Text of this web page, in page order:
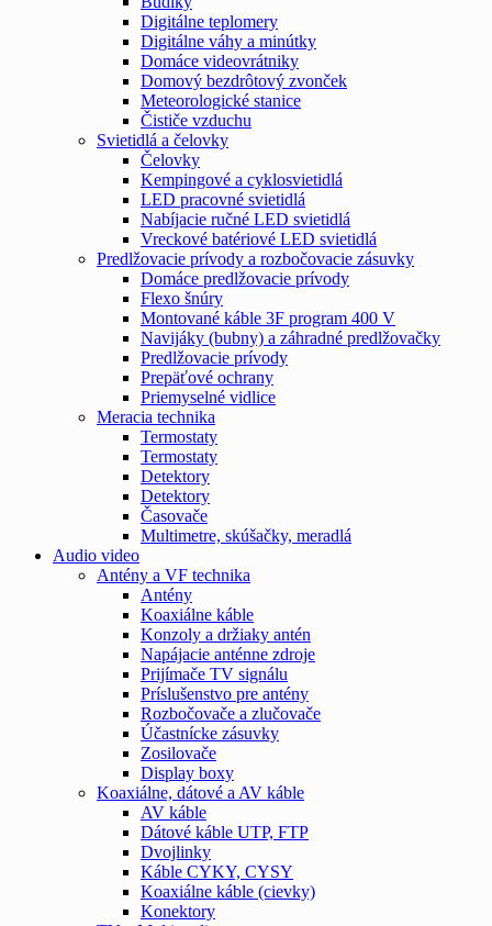
Digitálne teplomery
Digitálne váhy a minútky
Domáce videovrátniky
Domový bezdrôtový zvonček
Meteorologické stanice
Čističe vzduchu
Svietidlá a čelovky
Čelovky
Kempingové a cyklosvietidlá
LED pracovné svietidlá
Nabíjacie ručné LED svietidlá
Vreckové batériové LED svietidlá
Predlžovacie prívody a rozbočovacie zásuvky
Domáce predlžovacie prívody
Flexo šnúry
Montované káble 3F program 400 V
Navijáky (bubny) a záhradné predlžovačky
Predlžovacie prívody
Prepäťové ochrany
Priemyselné vidlice
Meracia technika
Termostaty
Termostaty
Detektory
Detektory
Časovače
Multimetre, skúšačky, meradlá
Audio video
Antény a VF technika
Antény
Koaxiálne káble
Konzoly a držiaky antén
Napájacie anténne zdroje
Prijímače TV signálu
Príslušenstvo pre antény
Rozbočovače a zlučovače
Účastnícke zásuvky
Zosilovače
Display boxy
Koaxiálne, dátové a AV káble
AV káble
Dátové káble UTP, FTP
Dvojlinky
Káble CYKY, CYSY
Koaxiálne káble (cievky)
Konektory